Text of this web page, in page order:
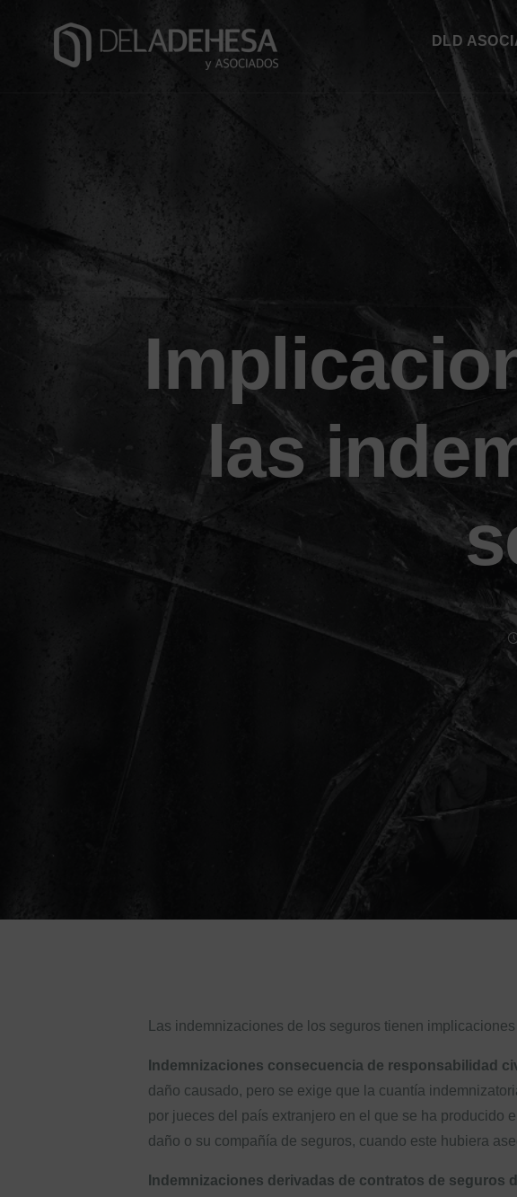
DLD
las
Las indemnizaciones de los seguros tienen
Indemnizaciones consecuencia de responsabilidad
daño causado, pero se exige que la cuantía
por jueces del país extranjero en el que se ha producido
daño o su compañía de seguros, cuando este hubiera
Indemnizaciones derivadas de contratos de seguros